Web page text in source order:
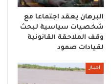
البرهان يعقد اجتماعا مع
شخصيات سياسية لبحث
وقف الملاحقة القانونية
لقيادات صمود
اخبار